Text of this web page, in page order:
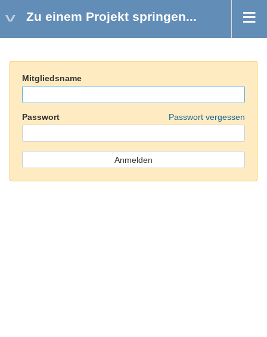
Zu einem Projekt springen...
Mitgliedsname
Passwort Passwort vergessen